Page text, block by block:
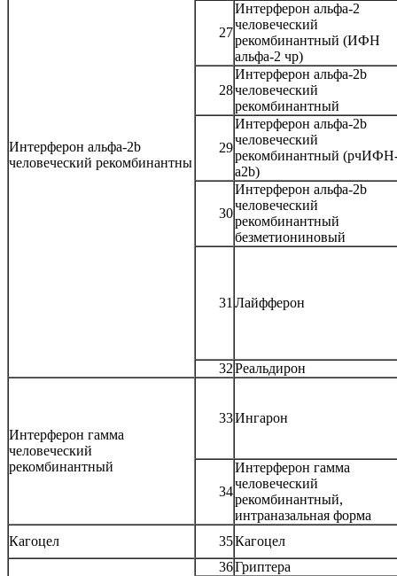
Интерферон альфа-2b
человеческий рекомбинантны
27
Интерферон альфа-2
человеческий
рекомбинантный (ИФН
альфа-2 чр)
28
Интерферон альфа-2b
человеческий
рекомбинантный
29
Интерферон альфа-2b
человеческий
рекомбинантный
а2b)
30
Интерферон альфа-2b
человеческий
рекомбинантный
безметиониновый
31 Лайфферон
32Реальдирон
Интерферон гамма
человеческий
рекомбинантный
33Ингарон
34
Интерферон гамма
человеческий
рекомбинантный,
интраназальная форма
Кагоцел
35Кагоцел
36Гриптера